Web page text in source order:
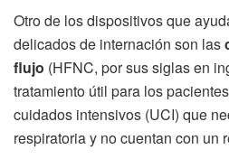
Otro de los dispositivos que
delicados de internación son las
flujo (HFNC, por sus siglas en
tratamiento útil para los
cuidados intensivos (UCI) que
respiratoria y no cuentan con un